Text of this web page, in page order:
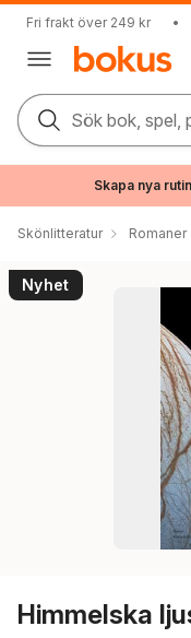
Fri frakt över 249 kr •
Sök bok, spel,
Skapa nya
Skönlitteratur Romaner
Nyhet
Himmelska